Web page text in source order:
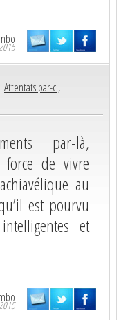
Attentats par-ci,
par-là,
de vivre
au
est pourvu
et